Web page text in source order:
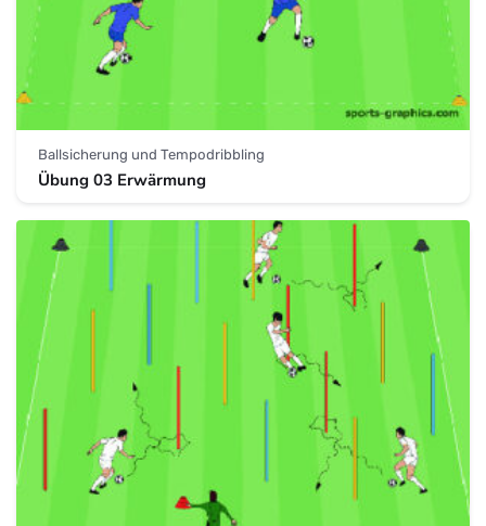
Ballsicherung und Tempodribbling
Übung 03 Erwärmung